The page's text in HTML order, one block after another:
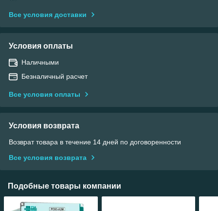
Все условия доставки
Условия оплаты
Наличными
Безналичный расчет
Все условия оплаты
Условия возврата
Возврат товара в течение 14 дней по договоренности
Все условия возврата
Подобные товары компании